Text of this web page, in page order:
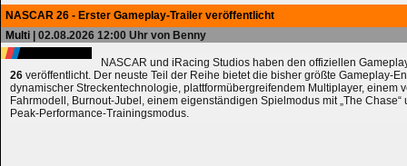
NASCAR 26 - Erster Gameplay-Trailer veröffentlicht
Multi | 02.08.2026 12:00 Uhr von Benny
NASCAR und iRacing Studios haben den offiziellen
26 veröffentlicht. Der neuste Teil der Reihe bietet die bisher größte Gameplay-
dynamischer Streckentechnologie, plattformübergreifendem Multiplayer, einem
Fahrmodell, Burnout-Jubel, einem eigenständigen Spielmodus mit „The
Peak-Performance-Trainingsmodus.